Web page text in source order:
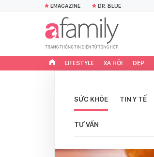
EMAGAZINE DR. BLUE
LIFESTYLE XÃ HỘI ĐẸP
SỨC KHỎE TIN Y TẾ
TƯ VẤN